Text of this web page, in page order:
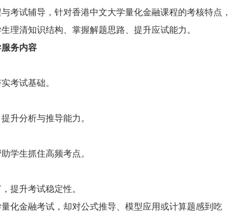
试辅导，针对香港中文大学量化金融课程的考核特点，
理清知识结构、掌握解题思路、提升应试能力。
务内容
考试基础。
分析与推导能力。
生抓住高频考点。
升考试稳定性。
金融考试，却对公式推导、模型应用或计算题感到吃